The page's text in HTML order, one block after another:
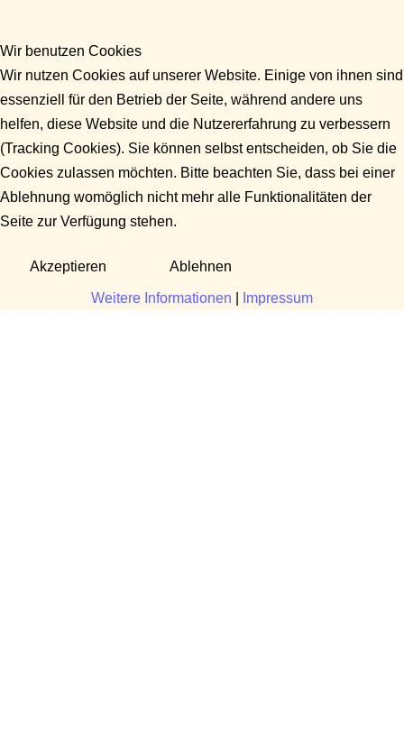
Wir benutzen Cookies
Wir nutzen Cookies auf unserer Website. Einige von ihnen sind
essenziell für den Betrieb der Seite, während andere uns
helfen, diese Website und die Nutzererfahrung zu verbessern
(Tracking Cookies). Sie können selbst entscheiden, ob Sie die
Cookies zulassen möchten. Bitte beachten Sie, dass bei einer
Ablehnung womöglich nicht mehr alle Funktionalitäten der
Seite zur Verfügung stehen.
Akzeptieren Ablehnen
Weitere Informationen Impressum